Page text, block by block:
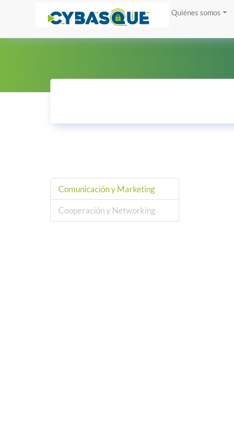
Quiénes somos
Comunicación y Marketing
Cooperación y Networking